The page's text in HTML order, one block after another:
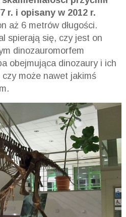
r. i opisany w 2012 r.
aż 6 metrów długości.
spierają się, czy jest on
dinozauromorfem
obejmująca dinozaury i ich
może nawet jakimś